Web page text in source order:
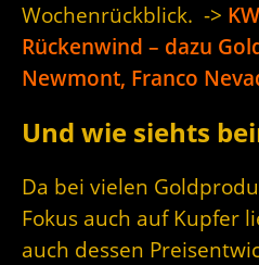
Wochenrückblick. ->
Rückenwind – dazu
Newmont, Franco
Und wie siehts
Da bei vielen
Fokus auch auf Kupfer
auch dessen